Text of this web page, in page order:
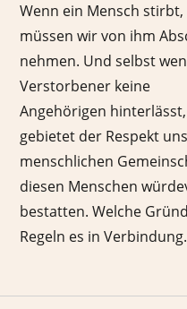
Wenn ein Mensch stirbt,
müssen wir von ihm
nehmen. Und selbst
Verstorbener keine
Angehörigen hinterlässt,
gebietet der Respekt
menschlichen
diesen Menschen
bestatten. Welche
Regeln es in